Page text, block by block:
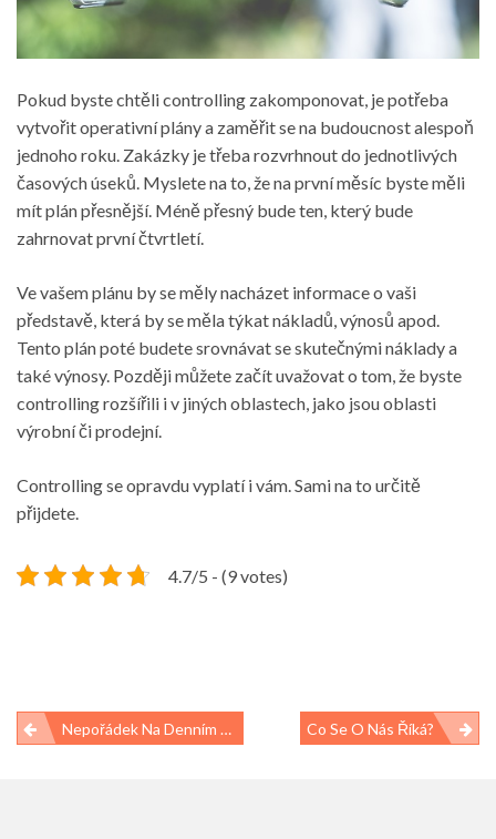
Pokud byste chtěli controlling zakomponovat, je potřeba
vytvořit operativní plány a zaměřit se na budoucnost alespoň
jednoho roku. Zakázky je třeba rozvrhnout do jednotlivých
časových úseků. Myslete na to, že na první měsíc byste měli
mít plán přesnější. Méně přesný bude ten, který bude
zahrnovat první čtvrtletí.
Ve vašem plánu by se měly nacházet informace o vaši
představě, která by se měla týkat nákladů, výnosů apod.
Tento plán poté budete srovnávat se skutečnými náklady a
také výnosy. Později můžete začít uvažovat o tom, že byste
controlling rozšířili i v jiných oblastech, jako jsou oblasti
výrobní či prodejní.
Controlling se opravdu vyplatí i vám. Sami na to určitě
přijdete.
4.7/5 - (9 votes)
Navigace
Nepořádek Na Denním Pořádku. Jak Z Toho Ven? Co Se O Nás Říká?